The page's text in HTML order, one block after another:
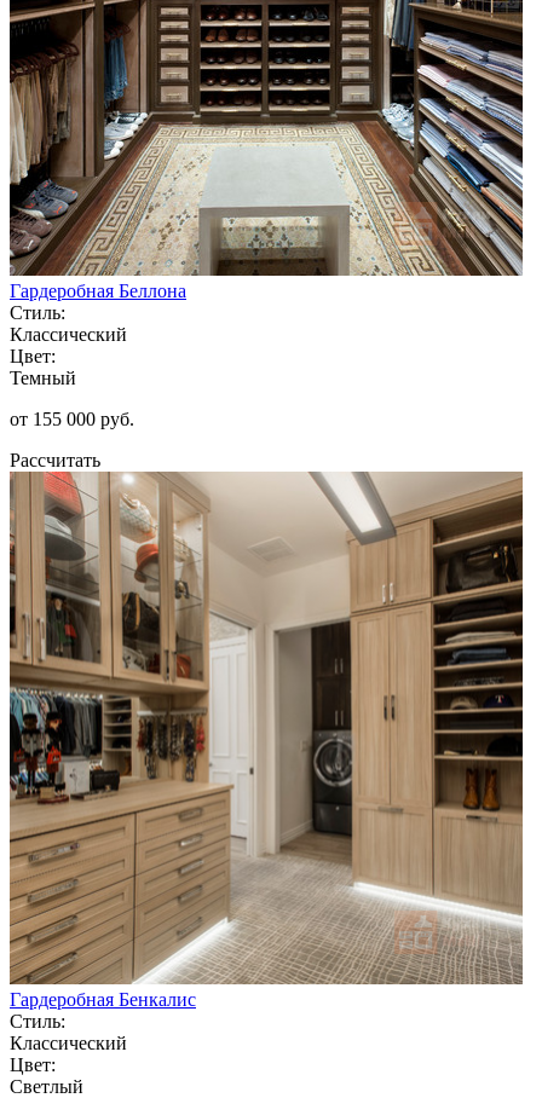
Гардеробная Беллона
Стиль:
Классический
Цвет:
Темный
от 155 000 руб.
Рассчитать
Гардеробная Бенкалис
Стиль:
Классический
Цвет:
Светлый